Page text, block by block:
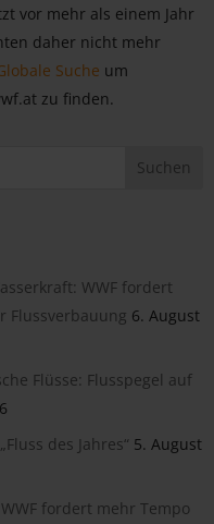
vor mehr als einem Jahr
daher nicht mehr
Suche um
zu finden.
WWF fordert
Flussverbauung 6. August
Flüsse: Flusspegel auf
des Jahres“ 5. August
fordert mehr Tempo